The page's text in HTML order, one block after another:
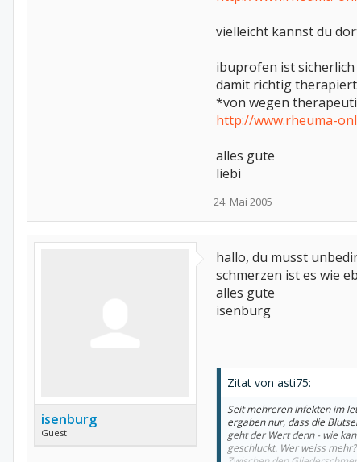
vielleicht kannst du
ibuprofen ist
damit richtig
*von wegen
http://www.rheuma-
alles gute
liebi
24. Mai 2005
isenburg
Guest
hallo, du musst
schmerzen ist es wie
alles gute
isenburg
Zitat von asti75:
Seit mehreren Infekten im
ergaben nur, dass die
geht der Wert denn - wie
geschluckt. Wer weiss